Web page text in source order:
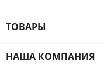
ТОВАРЫ
НАША КОМПАНИЯ